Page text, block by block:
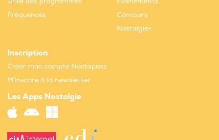
Fréquences
Concours
Nostalgie+
Inscription
Créer mon compte Nostapass
M'inscrire à la newsletter
Les Apps Nostalgie